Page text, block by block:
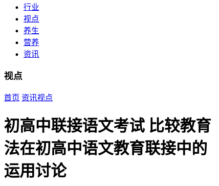
行业
视点
养生
营养
资讯
视点
首页 资讯视点
初高中联接语文考试 比较教育
法在初高中语文教育联接中的
运用讨论